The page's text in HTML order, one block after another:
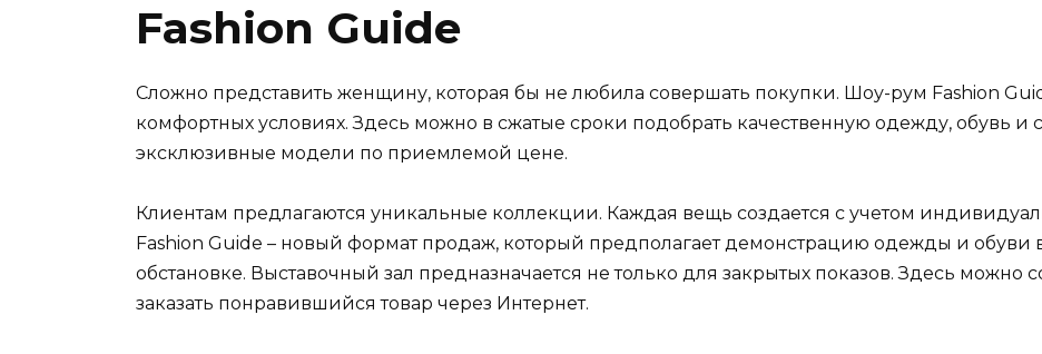
Fashion Guide
Сложно представить женщину, которая бы не любила совершать покупки. Шоу-рум Fashion
комфортных условиях. Здесь можно в сжатые сроки подобрать качественную одежду, обувь и
эксклюзивные модели по приемлемой цене.
Клиентам предлагаются уникальные коллекции. Каждая вещь создается с учетом
Fashion Guide – новый формат продаж, который предполагает демонстрацию одежды и обуви
обстановке. Выставочный зал предназначается не только для закрытых показов. Здесь можно
заказать понравившийся товар через Интернет.